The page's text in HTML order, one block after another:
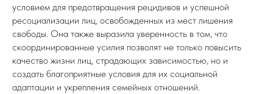
условием для предотвращения рецидивов и успешной
ресоциализации лиц, освобожденных из мест лишения
свободы. Она также выразила уверенность в том, что
скоординированные усилия позволят не только повысить
качество жизни лиц, страдающих зависимостью, но и
создать благоприятные условия для их социальной
адаптации и укрепления семейных отношений.